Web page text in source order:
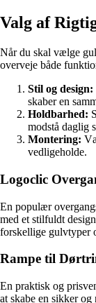
Valg af
Når du skal vælge
overveje både
Stil og design:
skaber en
Holdbarhed:
modstå daglig
Montering:
vedligeholde.
Logoclic
En populær
med et stilfuldt
forskellige gulvtyper
Rampe til
En praktisk og
at skabe en sikker